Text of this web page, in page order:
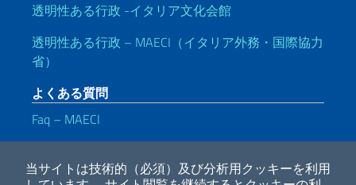
当サイトは技術的（必須）及び分析用クッキーを利用
透明性ある行政 -イタリア文化会館
透明性ある行政 – MAECI（イタリア外務・国際協力
省）
よくある質問
Faq – MAECI
便利なリンク
Note legaliPrivacy e cookie policyDichiarazione di accessibilità